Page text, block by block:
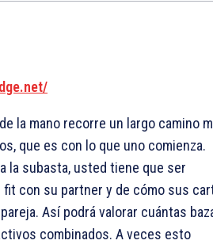
la mano recorre un largo camino
que es con lo que uno comienza.
la subasta, usted tiene que ser
con su partner y de cómo sus
Así podrá valorar cuántas
combinados. A veces esto